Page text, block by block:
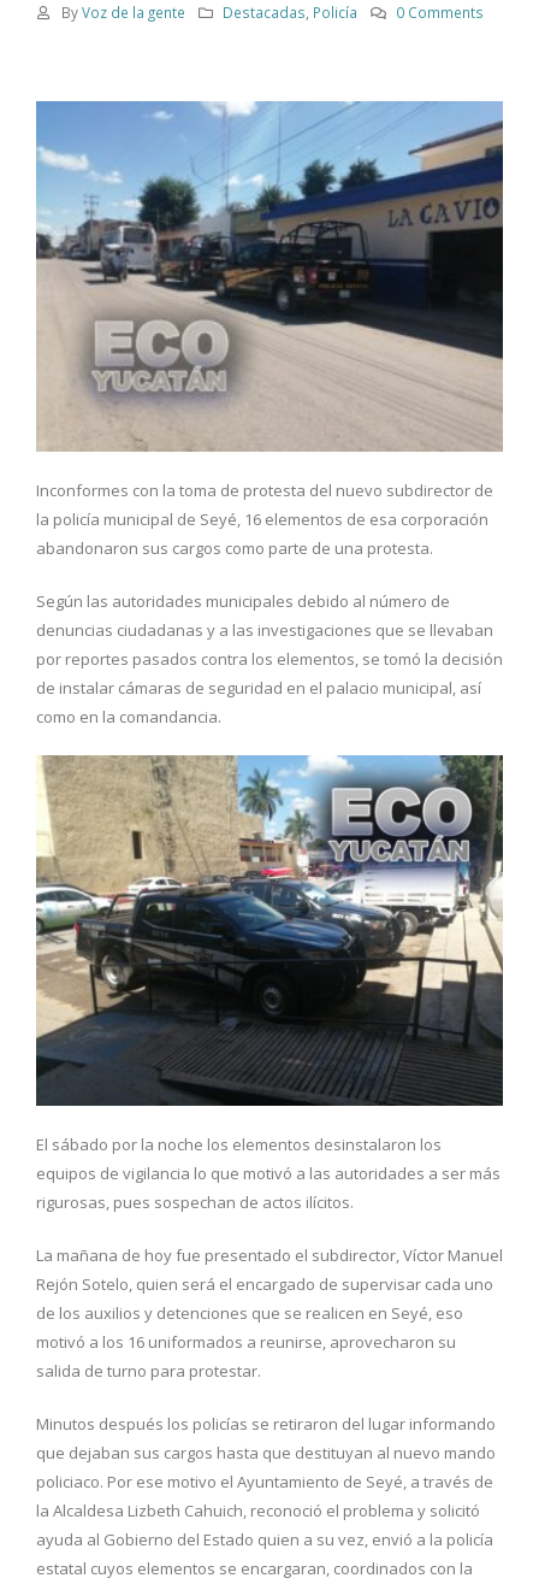
ByVoz de la gente Destacadas Policía 0 Comments
Inconformes con la toma de protesta del nuevo subdirector de
la policía municipal de Seyé, 16 elementos de esa corporación
abandonaron sus cargos como parte de una protesta.
Según las autoridades municipales debido al número de
denuncias ciudadanas y a las investigaciones que se llevaban
por reportes pasados contra los elementos, se tomó la decisión
de instalar cámaras de seguridad en el palacio municipal, así
como en la comandancia.
El sábado por la noche los elementos desinstalaron los
equipos de vigilancia lo que motivó a las autoridades a ser más
rigurosas, pues sospechan de actos ilícitos.
La mañana de hoy fue presentado el subdirector, Víctor Manuel
Rejón Sotelo, quien será el encargado de supervisar cada uno
de los auxilios y detenciones que se realicen en Seyé, eso
motivó a los 16 uniformados a reunirse, aprovecharon su
salida de turno para protestar.
Minutos después los policías se retiraron del lugar informando
que dejaban sus cargos hasta que destituyan al nuevo mando
policiaco. Por ese motivo el Ayuntamiento de Seyé, a través de
la Alcaldesa Lizbeth Cahuich, reconoció el problema y solicitó
ayuda al Gobierno del Estado quien a su vez, envió a la policía
estatal cuyos elementos se encargaran, coordinados con la